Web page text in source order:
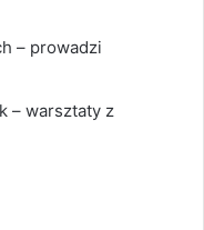
– prowadzi
– warsztaty z